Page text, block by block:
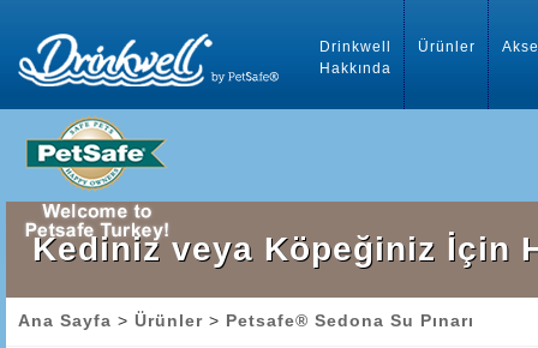
Drinkwell
Hakkında
Ürünler
Kediniz veya Köpeğiniz İçin
Ana Sayfa > Ürünler> Petsafe® Sedona Su Pınarı